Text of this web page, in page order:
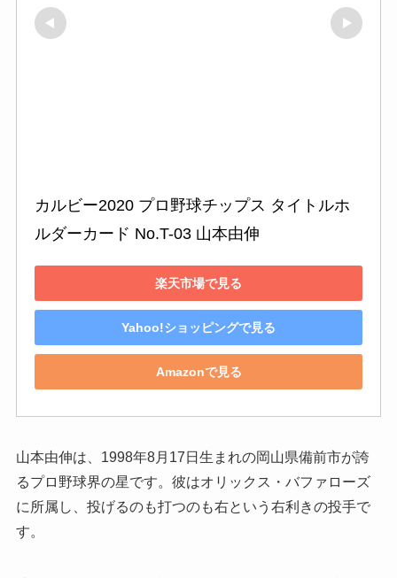
カルビー2020 プロ野球チップス タイトルホ
ルダーカード No.T-03 山本由伸
楽天市場で見る
Yahoo!ショッピングで見る
Amazonで見る
山本由伸は、1998年8月17日生まれの岡山県備前市が誇
るプロ野球界の星です。彼はオリックス・バファローズ
に所属し、投げるのも打つのも右という右利きの投手で
す。